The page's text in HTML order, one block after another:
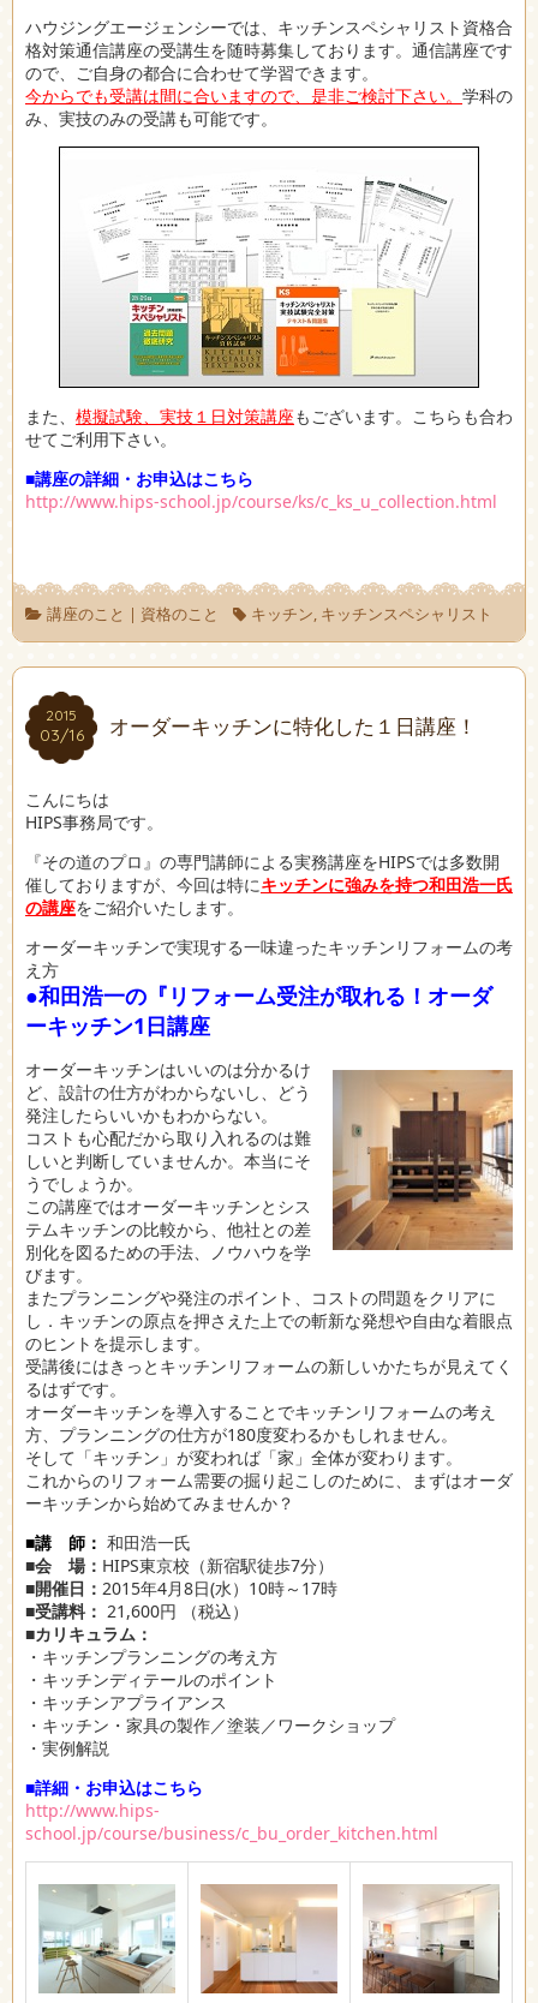
ハウジングエージェンシーでは、キッチンスペシャリスト資格合
格対策通信講座の受講生を随時募集しております。通信講座です
ので、ご自身の都合に合わせて学習できます。
今からでも受講は間に合いますので、是非ご検討下さい。 学科の
み、実技のみの受講も可能です。
また、 模擬試験、実技１日対策講座もございます。こちらも合わ
せてご利用下さい。
■講座の詳細・お申込はこちら
http://www.hips-school.jp/course/ks/c_ks_u_collection.html
講座のこと | 資格のこと キッチン, キッチンスペシャリスト
2015
03/16
2015
03/16 オーダーキッチンに特化した１日講座！
こんにちは
HIPS事務局です。
『その道のプロ』の専門講師による実務講座をHIPSでは多数開
催しておりますが、今回は特にキッチンに強みを持つ和田浩一氏
の講座をご紹介いたします。
オーダーキッチンで実現する一味違ったキッチンリフォームの考
え方
●和田浩一の『リフォーム受注が取れる！オーダ
ーキッチン1日講座
オーダーキッチンはいいのは分かるけ
ど、設計の仕方がわからないし、どう
発注したらいいかもわからない。
コストも心配だから取り入れるのは難
しいと判断していませんか。本当にそ
うでしょうか。
この講座ではオーダーキッチンとシス
テムキッチンの比較から、他社との差
別化を図るための手法、ノウハウを学
びます。
またプランニングや発注のポイント、コストの問題をクリアに
し．キッチンの原点を押さえた上での斬新な発想や自由な着眼点
のヒントを提示します。
受講後にはきっとキッチンリフォームの新しいかたちが見えてく
るはずです。
オーダーキッチンを導入することでキッチンリフォームの考え
方、プランニングの仕方が180度変わるかもしれません。
そして「キッチン」が変われば「家」全体が変わります。
これからのリフォーム需要の掘り起こしのために、まずはオーダ
ーキッチンから始めてみませんか？
■講 師： 和田浩一氏
■会 場： HIPS東京校（新宿駅徒歩7分）
■開催日： 2015年4月8日(水）10時～17時
■受講料： 21,600円 （税込）
■カリキュラム：
・キッチンプランニングの考え方
・キッチンディテールのポイント
・キッチンアプライアンス
・キッチン・家具の製作／塗装／ワークショップ
・実例解説
■詳細・お申込はこちら
http://www.hips-
school.jp/course/business/c_bu_order_kitchen.html